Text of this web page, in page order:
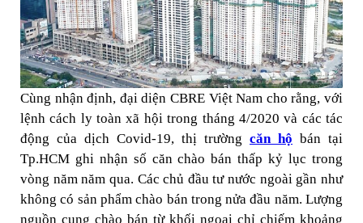
Cùng nhận định, đại diện CBRE Việt Nam cho rằng, với
lệnh cách ly toàn xã hội trong tháng 4/2020 và các tác
động của dịch Covid-19, thị trường căn hộ bán tại
Tp.HCM ghi nhận số căn chào bán thấp kỷ lục trong
vòng năm năm qua. Các chủ đầu tư nước ngoài gần như
không có sản phẩm chào bán trong nửa đầu năm. Lượng
nguồn cung chào bán từ khối ngoại chỉ chiếm khoảng